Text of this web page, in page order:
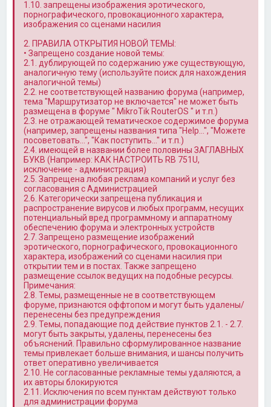
1.10. запрещены изображения эротического,
порнографического, провокационного характера,
изображения со сценами насилия
2. ПРАВИЛА ОТКРЫТИЯ НОВОЙ ТЕМЫ:
• Запрещено создание новой темы:
2.1. дублирующей по содержанию уже существующую,
аналогичную тему (используйте поиск для нахождения
аналогичной темы)
2.2. не соответствующей названию форума (например,
тема "Маршрутизатор не включается" не может быть
размещена в форуме " MikroTik RouterOS " и т.п.)
2.3. не отражающей тематическое содержимое форума
(например, запрещены названия типа "Help…", "Можете
посоветовать…", "Как поступить…" и т.п.)
2.4. имеющей в названии более половины ЗАГЛАВНЫХ
БУКВ (Например: КАК НАСТРОИТЬ RB 751U,
исключение - администрация)
2.5. Запрещена любая реклама компаний и услуг без
согласования с Администрацией
2.6. Категорически запрещена публикация и
распространение вирусов и любых программ, несущих
потенциальный вред программному и аппаратному
обеспечению форума и электронных устройств
2.7. Запрещено размещение изображений
эротического, порнографического, провокационного
характера, изображений со сценами насилия при
открытии тем и в постах. Также запрещено
размещение ссылок ведущих на подобные ресурсы.
Примечания:
2.8. Темы, размещенные не в соответствующем
форуме, признаются оффтопом и могут быть удалены/
перенесены без предупреждения
2.9. Темы, попадающие под действие пунктов 2.1. - 2.7.
могут быть закрыты, удалены, перенесены без
объяснений. Правильно сформулированное название
темы привлекает больше внимания, и шансы получить
ответ оперативно увеличивается
2.10. Не согласованные рекламные темы удаляются, а
их авторы блокируются
2.11. Исключения по всем пунктам действуют только
для администрации форума